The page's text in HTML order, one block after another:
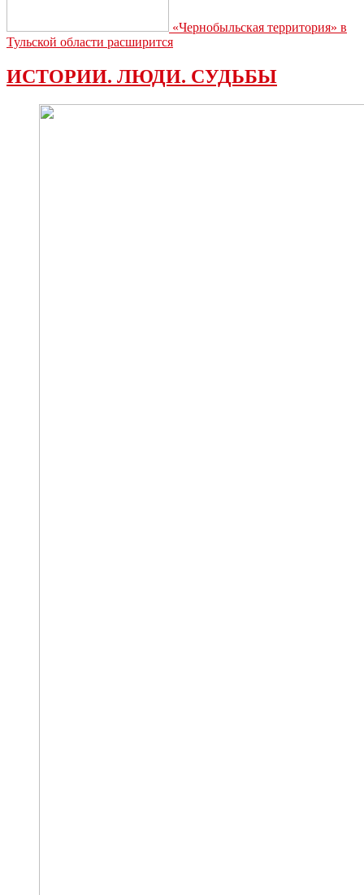
«Чернобыльская территория» в
Тульской области расширится
ИСТОРИИ. ЛЮДИ. СУДЬБЫ